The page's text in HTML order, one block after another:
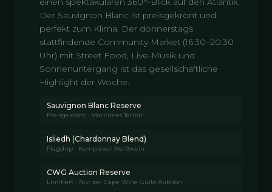
Der Sauvignon Blanc ist preisgekrönt und
perfekt zum Klima. Der donnerstags
stattfindende Community Market (16:30–20:30
Uhr) mit Street Food, Live-Musik und
Sonnenuntergang ist das gesellschaftliche
Highlight der Woche.
Sauvignon Blanc Reserve
Preisgekrönt · Maritimes Terroir
Isliedh (Chardonnay Blend)
Flagship · Komplexer Weißwein
CWG Auction Reserve
Limitiert · Nur bei Cape Wine Guild Auktion